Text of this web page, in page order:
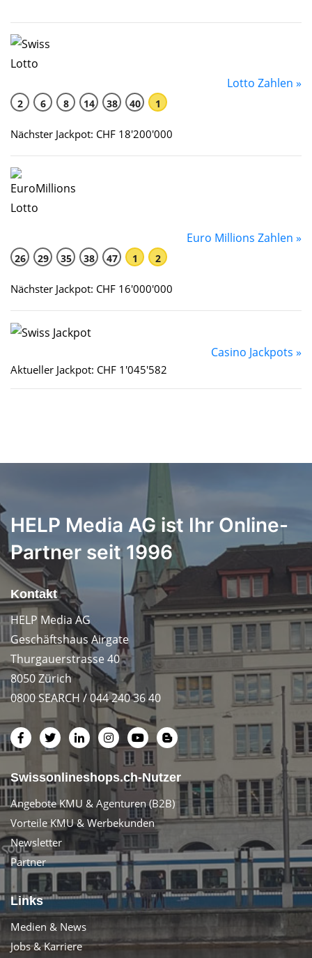
Lotto Zahlen »
2 6 8 14 38 40 1
Nächster Jackpot: CHF 18'200'000
Euro Millions Zahlen »
26 29 35 38 47 1 2
Nächster Jackpot: CHF 16'000'000
Casino Jackpots »
Aktueller Jackpot: CHF 1'045'582
HELP Media AG ist Ihr Online-
Partner seit 1996
Kontakt
HELP Media AG
Geschäftshaus Airgate
Thurgauerstrasse 40
8050 Zürich
0800 SEARCH / 044 240 36 40
Swissonlineshops.ch-Nutzer
Angebote KMU & Agenturen (B2B)
Vorteile KMU & Werbekunden
Newsletter
Partner
Links
Medien & News
Jobs & Karriere